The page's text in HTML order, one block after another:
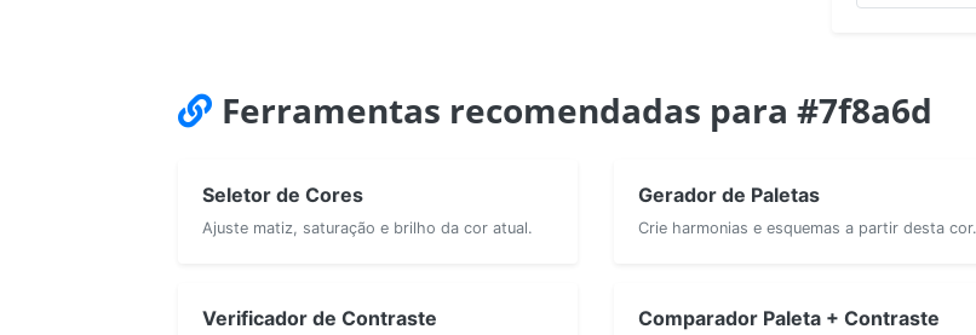
Ferramentas recomendadas para #7f8a6d
Seletor de Cores
Ajuste matiz, saturação e brilho da cor atual.
Gerador de Paletas
Crie harmonias e esquemas a partir desta cor.
Verificador de Contraste Comparador Paleta + Contraste